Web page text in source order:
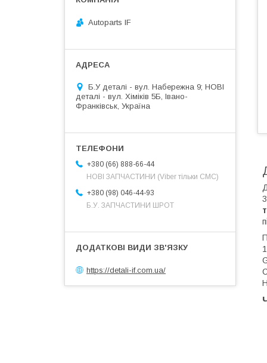
Autoparts IF
Б.У деталі - вул. Набережна 9; НОВІ
деталі - вул. Хіміків 5Б, Івано-
Франківськ, Україна
+380 (66) 888-66-44
НОВІ ЗАПЧАСТИНИ (Viber тільки СМС)
+380 (98) 046-44-93
Б.У. ЗАПЧАСТИНИ ШРОТ
https://detali-if.com.ua/